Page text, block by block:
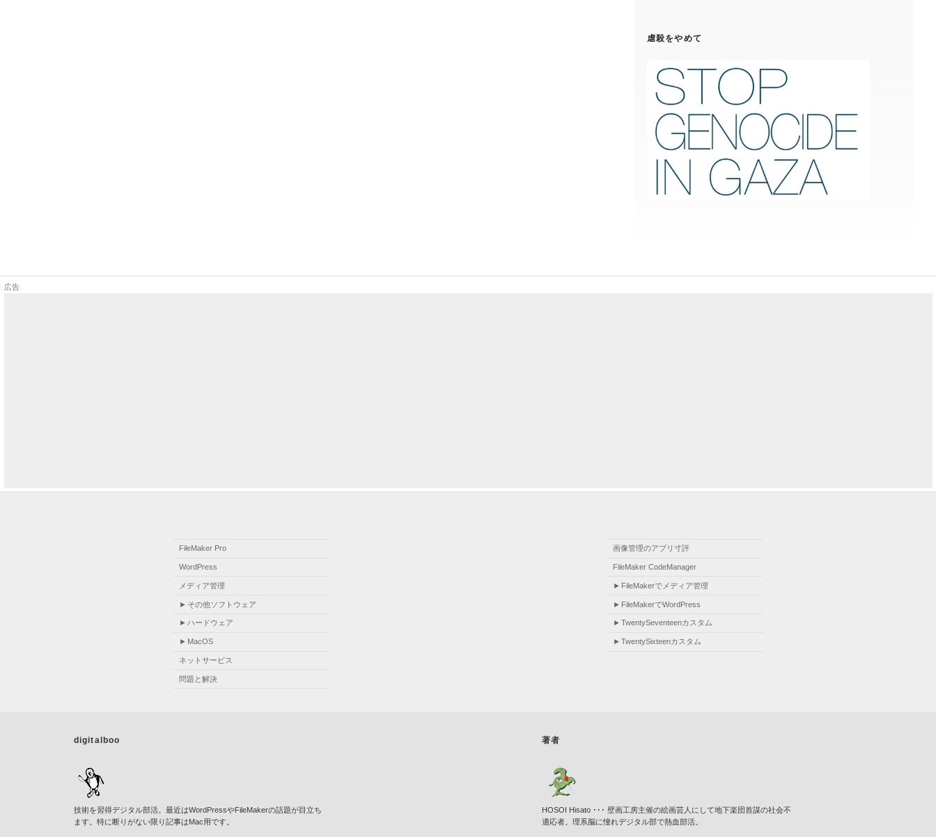
虐殺をやめて
FileMaker Pro
WordPress
メディア管理
その他ソフトウェア
ハードウェア
MacOS
ネットサービス
問題と解決
画像管理のアプリ寸評
FileMaker CodeManager
FileMakerでメディア管理
FileMakerでWordPress
TwentySeventeenカスタム
TwentySixteenカスタム
digitalboo
技術を習得デジタル部活。最近はWordPressやFileMakerの話題が目立ち
ます。特に断りがない限り記事はMac用です。
著者
HOSOI Hisato ･･･ 壁画工房主催の絵画芸人にして地下楽団首謀の社会不
適応者。理系脳に憧れデジタル部で熱血部活。